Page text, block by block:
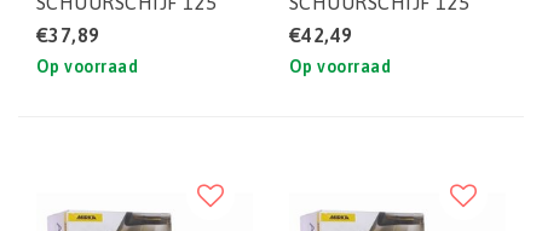
MM P500 (DOOS)
50STUKS
€37,89
Op voorraad
MM P080 (DOOS)
50STUKS
€42,49
Op voorraad